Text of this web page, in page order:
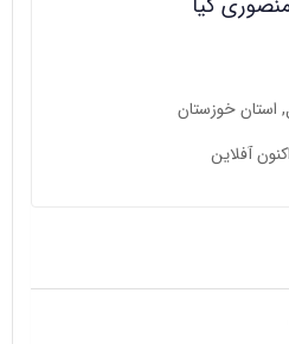
استان خوزستان
اکنون آفلاین